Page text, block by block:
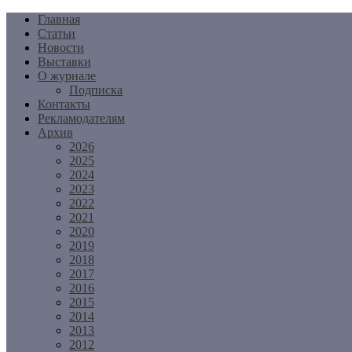
Перейти
содержимому
Главная
Статьи
Новости
Выставки
О журнале
Подписка
Контакты
Рекламодателям
Архив
2026
2025
2024
2023
2022
2021
2020
2019
2018
2017
2016
2015
2014
2013
2012